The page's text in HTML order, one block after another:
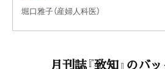
堀口雅子（産婦人科医）
月刊誌『致知』のバ